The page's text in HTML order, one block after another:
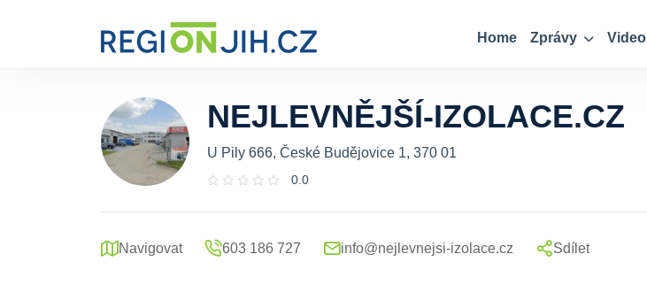
Home Zprávy Video
NEJLEVNĚJŠÍ-IZOLACE.CZ
U Pily 666, České Budějovice 1, 370 01
0.0
Navigovat 603 186 727 info@nejlevnejsi-izolace.cz Sdílet